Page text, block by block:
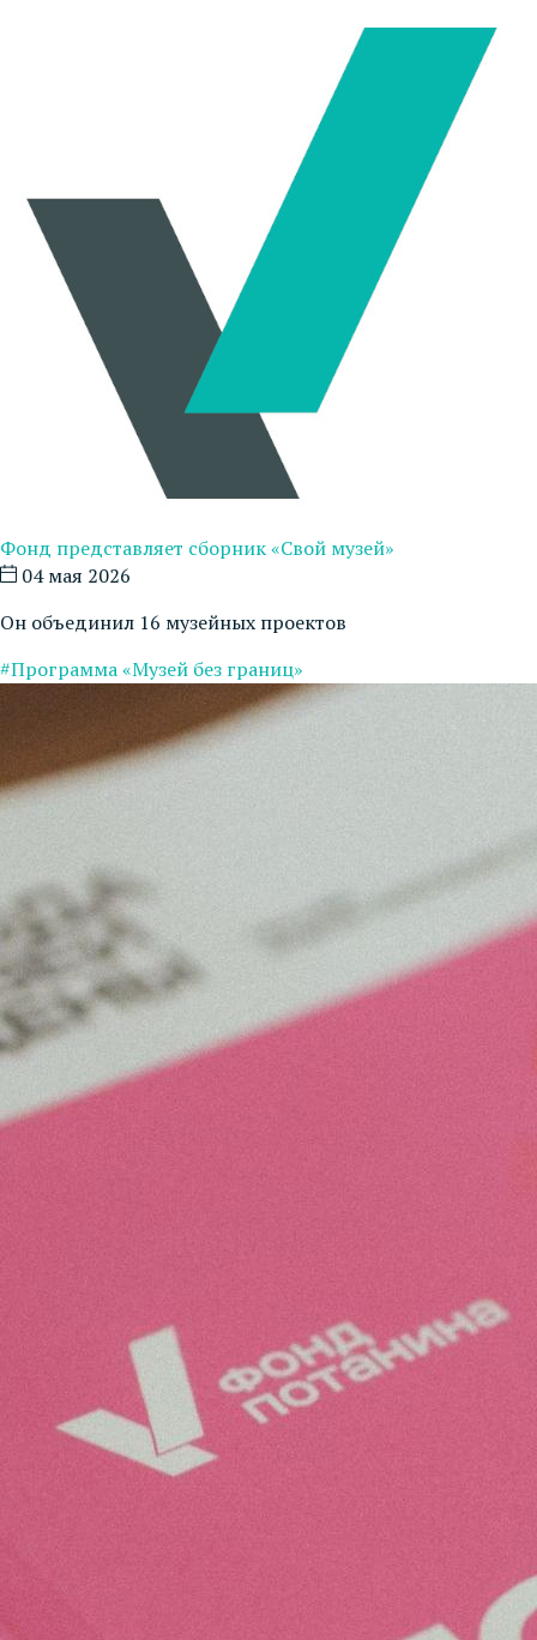
Фонд представляет сборник «Свой музей»
04 мая 2026
Он объединил 16 музейных проектов
#Программа «Музей без границ»